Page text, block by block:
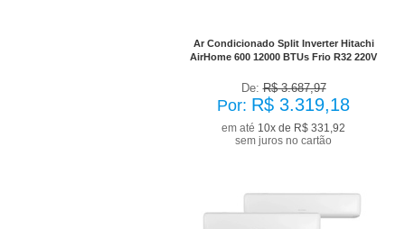
Ar Condicionado Split Inverter Hitachi
AirHome 600 12000 BTUs Frio R32 220V
De:R$ 3.687,97
Por: R$ 3.319,18
em até 10x de R$ 331,92
sem juros no cartão